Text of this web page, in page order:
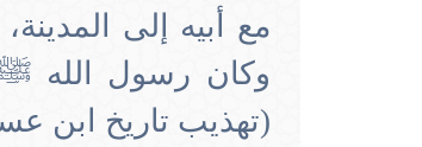
مع أبيه إلى
وكان رسول الله ﷺ
(تهذيب تاريخ ابن عساكر،